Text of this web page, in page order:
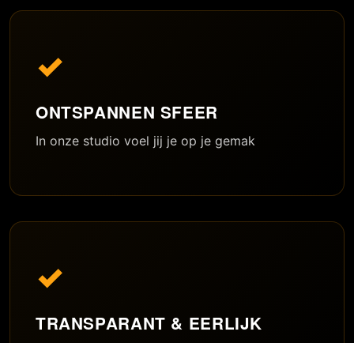
✓
ONTSPANNEN SFEER
In onze studio voel jij je op je gemak
✓
TRANSPARANT & EERLIJK